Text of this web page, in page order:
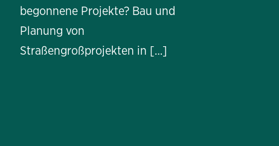
begonnene Projekte? Bau und
Planung von
Straßengroßprojekten in […]